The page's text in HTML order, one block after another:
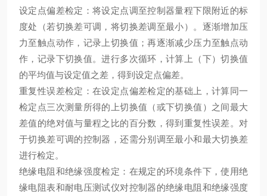
设定点偏差检定：将设定点调至控制器量程下限附近的标
度处（若切换差可调，将切换差调至最小）。逐渐增加压
力至触点动作，记录上切换值；再逐渐减少压力至触点动
作，记录下切换值。进行多次循环，计算上（下）切换值
的平均值与设定值之差，得到设定点偏差。
重复性误差检定：在设定点偏差检定的基础上，计算同一
检定点三次测量所得的上切换值（或下切换值）之间最大
差值的绝对值与量程之比的百分数，得到重复性误差。对
于切换差可调的控制器，还需分别调至最小和最大切换差
进行检定。
绝缘电阻和绝缘强度检定：在规定的环境条件下，使用绝
缘电阻表和耐电压测试仪对控制器的绝缘电阻和绝缘强度